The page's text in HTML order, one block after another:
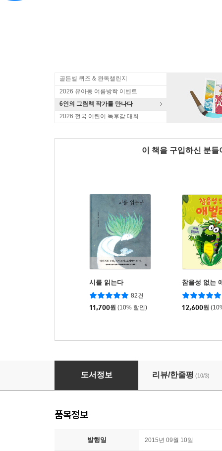
골든벨 퀴즈 & 완독챌린지
2026 유아동 여름방학 이벤트
6인의 그림책 작가를 만나다
2026 전국 어린이 독후감 대회
이 책을 구입하신 분
시를 읽는다
82건
11,700원 (10% 할인)
참을성 없는
12,600원
그 다음엔
도서정보 리뷰/한줄평 (10/3)
품목정보
발행일 2015년 09월 10일